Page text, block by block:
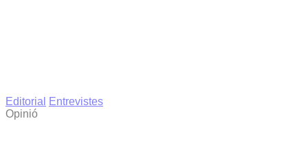
Editorial
Entrevistes
Opinió